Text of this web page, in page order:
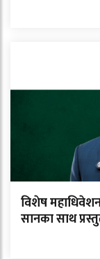
विशेष
सानका साथ